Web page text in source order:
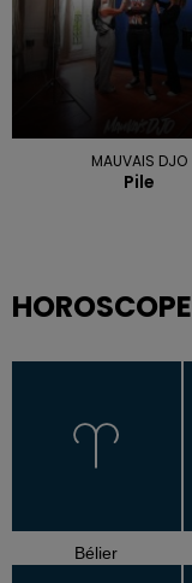
MAUVAIS DJO
Pile
HOROSCOPE
Bélier